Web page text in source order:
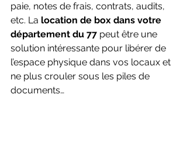
paie, notes de frais, contrats, audits,
etc. La location de box dans votre
département du 77 peut être une
solution intéressante pour libérer de
l’espace physique dans vos locaux et
ne plus crouler sous les piles de
documents…